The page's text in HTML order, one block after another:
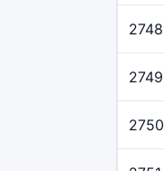
2748
2749
2750